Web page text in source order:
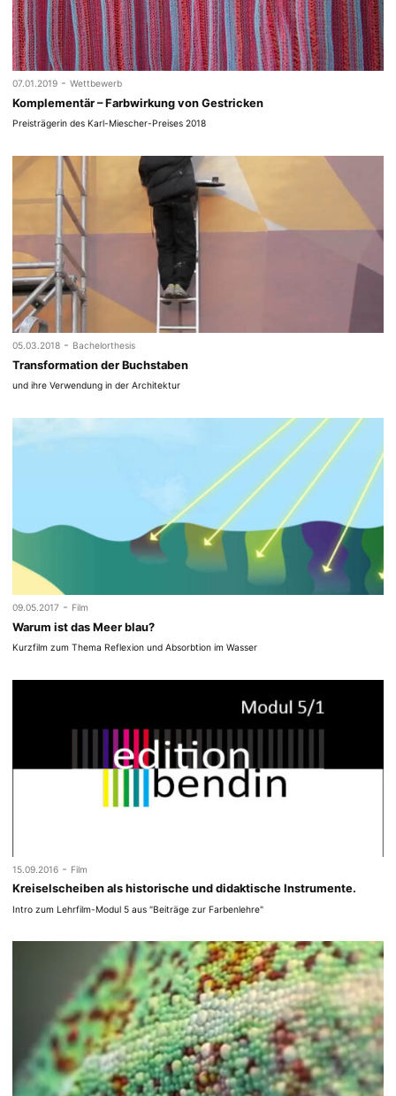
07.01.2019 - Wettbewerb
Komplementär – Farbwirkung von Gestricken
Preisträgerin des Karl-Miescher-Preises 2018
05.03.2018 - Bachelorthesis
Transformation der Buchstaben
und ihre Verwendung in der Architektur
09.05.2017 - Film
Warum ist das Meer blau?
Kurzfilm zum Thema Reflexion und Absorbtion im Wasser
15.09.2016 - Film
Kreiselscheiben als historische und didaktische Instrumente.
Intro zum Lehrfilm-Modul 5 aus "Beiträge zur Farbenlehre"